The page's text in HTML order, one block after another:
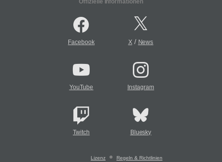
Facebook X/ News
YouTube Instagram
Twitch Bluesky
Lizenz Regeln & Richtlinien